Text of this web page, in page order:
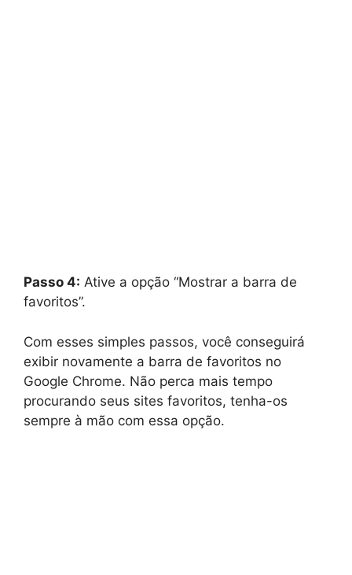
Passo 4: Ative a opção “Mostrar a barra de
favoritos”.
Com esses simples passos, você conseguirá
exibir novamente a barra de favoritos no
Google Chrome. Não perca mais tempo
procurando seus sites favoritos, tenha-os
sempre à mão com essa opção.